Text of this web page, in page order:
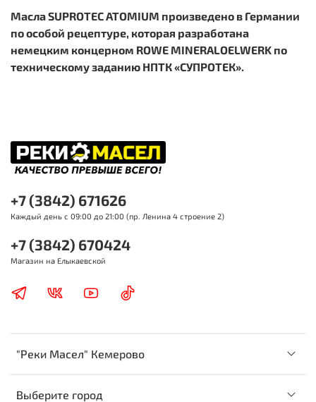
Масла SUPROTEC ATOMIUM произведено в Германии
по особой рецептуре, которая разработана
немецким концерном ROWE MINERALOELWERK по
техническому заданию НПТК «СУПРОТЕК».
"Реки Масел" Кемерово
Выберите город
+7 (3842) 671626
Каждый день с 09:00 до 21:00 (пр. Ленина 4 строение 2)
+7 (3842) 670424
Магазин на Елыкаевской